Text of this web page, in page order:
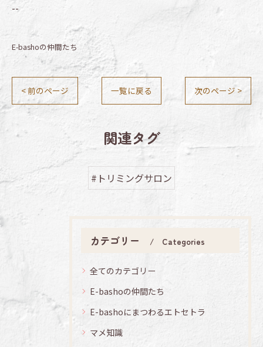
--
E-bashoの仲間たち
< 前のページ 一覧に戻る 次のページ >
関連タグ
#トリミングサロン
カテゴリー Categories
全てのカテゴリー
E-bashoの仲間たち
E-bashoにまつわるエトセトラ
マメ知識